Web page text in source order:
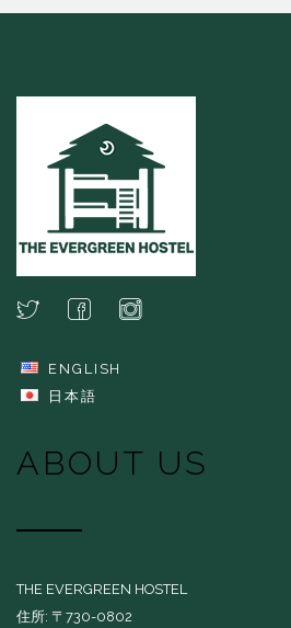
ENGLISH
日本語
ABOUT US
THE EVERGREEN HOSTEL
住所: 〒730-0802